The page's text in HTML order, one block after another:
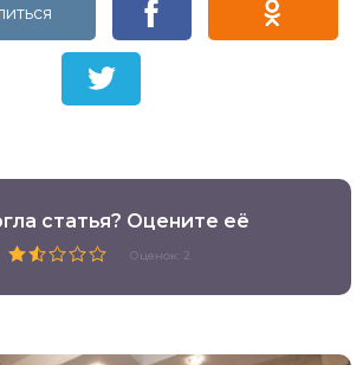
статья? Оцените её
Оценок: 2